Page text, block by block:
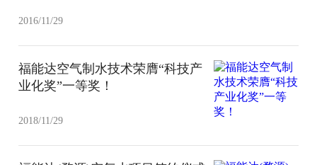
2016/11/29
福能达空气制水技术荣膺“科技产
业化奖”一等奖！
2018/11/29